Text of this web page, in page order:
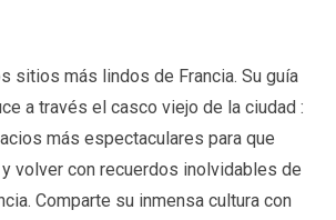
sitios más lindos de Francia. Su guía
a través el casco viejo de la ciudad :
más espectaculares para que
volver con recuerdos inolvidables de
Comparte su inmensa cultura con